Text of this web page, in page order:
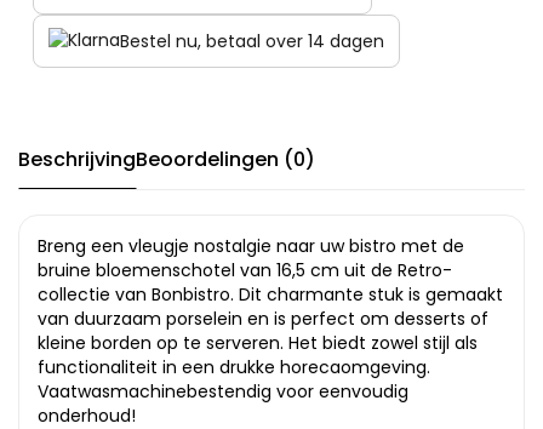
Bestel nu, betaal over 14 dagen
BeschrijvingBeoordelingen (0)
Breng een vleugje nostalgie naar uw bistro met de
bruine bloemenschotel van 16,5 cm uit de Retro-
collectie van Bonbistro. Dit charmante stuk is gemaakt
van duurzaam porselein en is perfect om desserts of
kleine borden op te serveren. Het biedt zowel stijl als
functionaliteit in een drukke horecaomgeving.
Vaatwasmachinebestendig voor eenvoudig
onderhoud!